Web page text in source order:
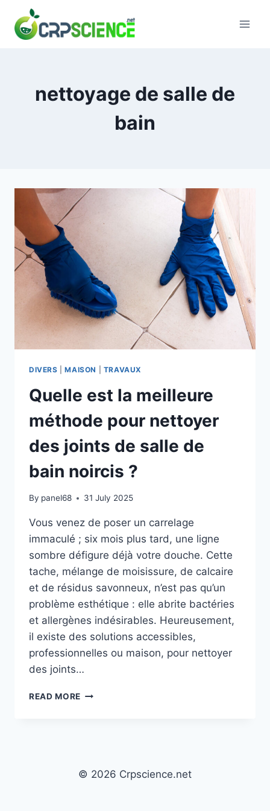
content
nettoyage de salle de
bain
DIVERS |MAISON TRAVAUX
Quelle est la meilleure
méthode pour nettoyer
des joints de salle de
bain noircis ?
By panel68 31 July 2025
Vous venez de poser un carrelage
immaculé ; six mois plus tard, une ligne
sombre défigure déjà votre douche. Cette
tache, mélange de moisissure, de calcaire
et de résidus savonneux, n’est pas qu’un
problème esthétique : elle abrite bactéries
et allergènes indésirables. Heureusement,
il existe des solutions accessibles,
professionnelles ou maison, pour nettoyer
des joints…
READ MORE QUELLE
NETTOYER
© 2026 Crpscience.net